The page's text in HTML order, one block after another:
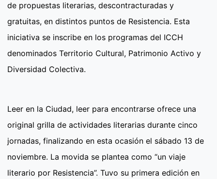
de propuestas literarias, descontracturadas y
gratuitas, en distintos puntos de Resistencia. Esta
iniciativa se inscribe en los programas del ICCH
denominados Territorio Cultural, Patrimonio Activo y
Diversidad Colectiva.
Leer en la Ciudad, leer para encontrarse ofrece una
original grilla de actividades literarias durante cinco
jornadas, finalizando en esta ocasión el sábado 13 de
noviembre. La movida se plantea como “un viaje
literario por Resistencia”. Tuvo su primera edición en